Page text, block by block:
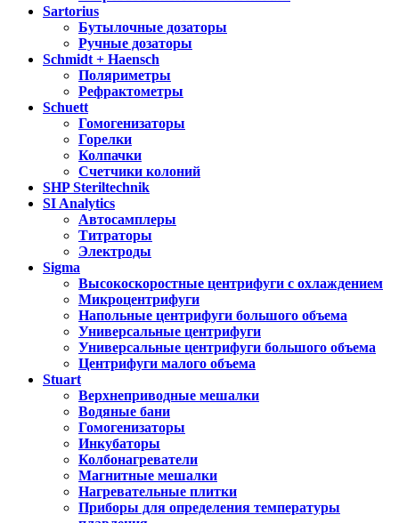
Sartorius
Бутылочные дозаторы
Ручные дозаторы
Schmidt + Haensch
Поляриметры
Рефрактометры
Schuett
Гомогенизаторы
Горелки
Колпачки
Счетчики колоний
SHP Steriltechnik
SI Analytics
Автосамплеры
Титраторы
Электроды
Sigma
Высокоскоростные центрифуги с охлаждением
Микроцентрифуги
Напольные центрифуги большого объема
Универсальные центрифуги
Универсальные центрифуги большого объема
Центрифуги малого объема
Stuart
Верхнеприводные мешалки
Водяные бани
Гомогенизаторы
Инкубаторы
Колбонагреватели
Магнитные мешалки
Нагревательные плитки
Приборы для определения температуры